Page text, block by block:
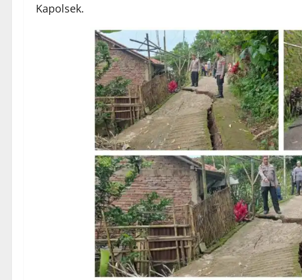
Kapolsek.